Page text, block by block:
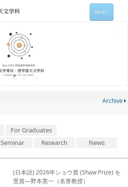
MENU
サイトマップ English
Archive
For Graduates
Seminar Research News
(日本語) 2026年ショウ賞 (Shaw Prize) を
受賞―野本憲一（名誉教授）